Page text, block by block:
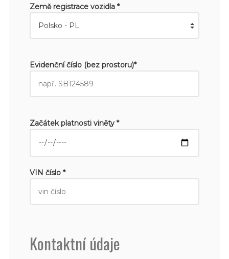
Země registrace vozidla *
Evidenční číslo (bez prostoru)*
Začátek platnosti viněty *
VIN číslo *
Kontaktní údaje